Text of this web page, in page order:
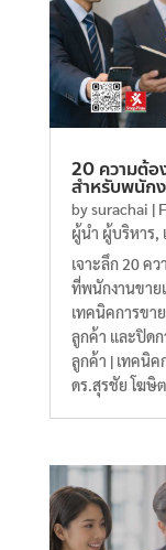
20 ความต้อ
สำหรับพนัก
bysurachai |
ผู้นำ ผู้บริหาร,
เจาะลึก 20 ค
ที่พนักงานขาย
เทคนิคการขา
ลูกค้า และปิดก
ลูกค้า | เทคนิ
ดร.สุรชัย โฆษิ